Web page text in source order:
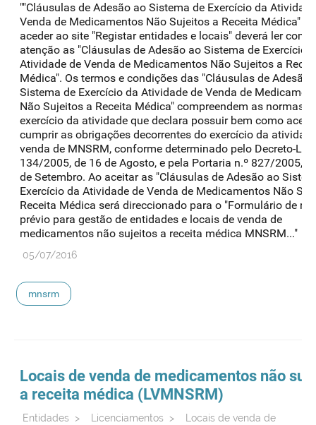
""Cláusulas de Adesão ao Sistema de Exercício da
Venda de Medicamentos Não Sujeitos a Receita Médica" Ao
aceder ao site "Registar entidades e locais" deverá ler com
atenção as "Cláusulas de Adesão ao Sistema de Exercício
Atividade de Venda de Medicamentos Não Sujeitos a
Médica". Os termos e condições das "Cláusulas de Adesão
Sistema de Exercício da Atividade de Venda de
Não Sujeitos a Receita Médica" compreendem as normas
exercício da atividade que declara possuir bem como aceita
cumprir as obrigações decorrentes do exercício da
venda de MNSRM, conforme determinado pelo Decreto-Lei
134/2005, de 16 de Agosto, e pela Portaria n.º 827/2005,
de Setembro. Ao aceitar as "Cláusulas de Adesão ao
Exercício da Atividade de Venda de Medicamentos Não
Receita Médica será direccionado para o "Formulário de
prévio para gestão de entidades e locais de venda de
medicamentos não sujeitos a receita médica MNSRM..."
05/07/2016
mnsrm
Locais de venda de medicamentos não
a receita médica (LVMNSRM)
Entidades > Licenciamentos >
Locais de venda de